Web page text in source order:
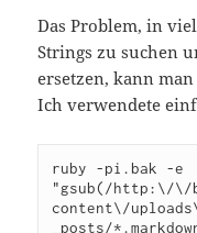
Das Problem, in
Strings zu suchen
ersetzen, kann
Ich verwendete
ruby -pi .bak -e
"gsub(/http: \/\/
content\/uploads
_posts/*